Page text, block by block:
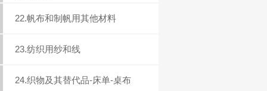
22.帆布和制帆用其他材料
23.纺织用纱和线
24.织物及其替代品-床单-桌布